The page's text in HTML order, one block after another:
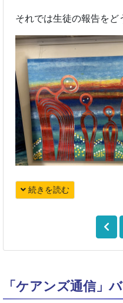
それでは生徒の報告をど
続きを読む
「ケアンズ通信」